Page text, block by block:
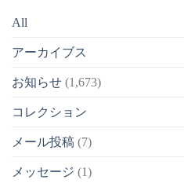
All
アーカイブス
お知らせ (1,673)
コレクション
メール投稿 (7)
メッセージ (1)